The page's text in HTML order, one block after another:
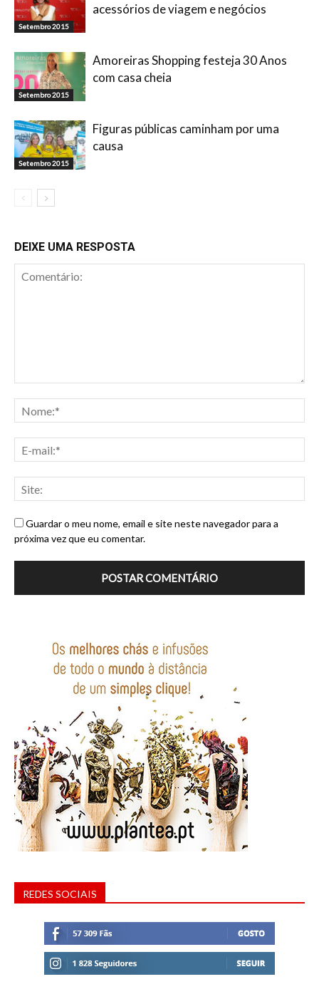
Setembro 2015
acessórios de viagem e negócios
Setembro 2015
Amoreiras Shopping festeja 30 Anos
com casa cheia
Setembro 2015
Figuras públicas caminham por uma
causa
DEIXE UMA RESPOSTA
Guardar o meu nome, email e site neste navegador para a
próxima vez que eu comentar.
REDES SOCIAIS